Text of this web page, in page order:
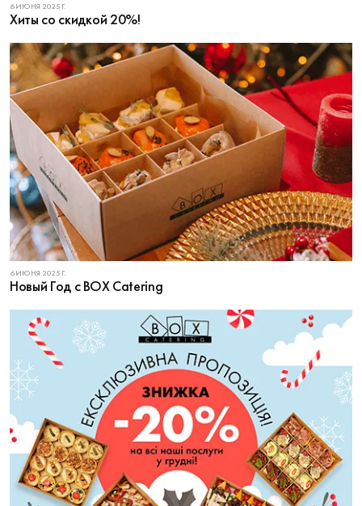
6 ИЮНЯ 2025 Г.
Хиты со скидкой 20%!
6 ИЮНЯ 2025 Г.
Новый Год с BOX Catering